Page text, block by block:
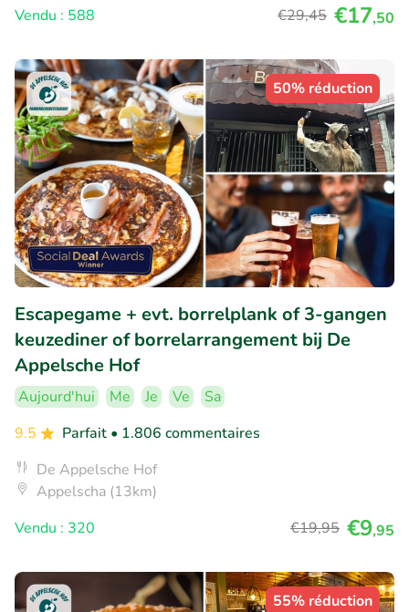
Vendu : 588
€29,45 €17,50
50% réduction
Escapegame + evt. borrelplank of 3-gangen
keuzediner of borrelarrangement bij De
Appelsche Hof
Aujourd'hui Me Je Ve
Sa
9.5
Parfait • 1.806 commentaires
De Appelsche Hof
Appelscha (13km)
Vendu : 320
€19,95 €9,95
55% réduction